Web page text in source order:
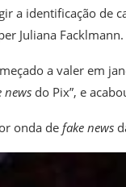
a identificação de
Juliana Facklmann.
a valer em
news do Pix”, e
onda de fake news